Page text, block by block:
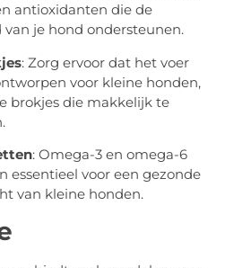
antioxidanten die de
je hond ondersteunen.
: Zorg ervoor dat het voer
voor kleine honden,
brokjes die makkelijk te
: Omega-3 en omega-6
essentieel voor een gezonde
van kleine honden.